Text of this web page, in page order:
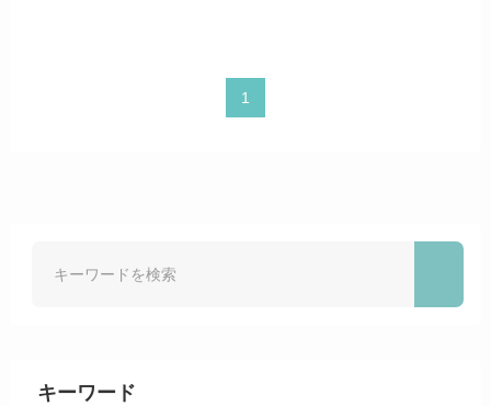
1
キーワード